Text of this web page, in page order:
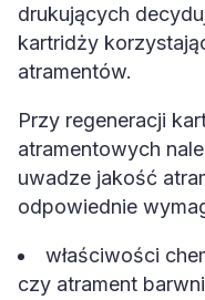
drukujących
kartridży
atramentów.
Przy regeneracji
atramentowych
uwadze jakość
odpowiednie
właściwości
czy atrament